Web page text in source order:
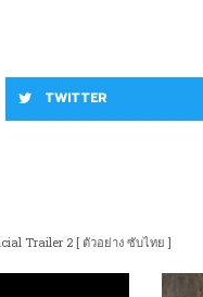
TWITTER
Trailer 2 [ ตัวอย่าง ซับไทย ]